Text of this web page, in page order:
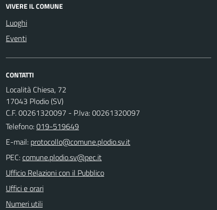
VIVERE IL COMUNE
Luoghi
Eventi
CONTATTI
Località Chiesa, 72
17043 Plodio (SV)
C.F. 00261320097 - P.Iva: 00261320097
Telefono:019-519649
E-mail:
PEC:
Ufficio Relazioni con il Pubblico
Uffici e orari
Numeri utili